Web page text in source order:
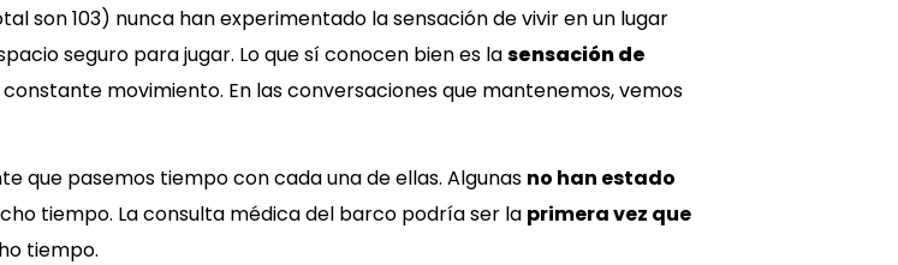
son 103) nunca han experimentado la sensación de vivir en un lugar
seguro para jugar. Lo que sí conocen bien es lasensación de
movimiento. En las conversaciones que mantenemos, vemos
que pasemos tiempo con cada una de ellas. Algunas no han estado
tiempo. La consulta médica del barco podría ser la primera vez que
tiempo.